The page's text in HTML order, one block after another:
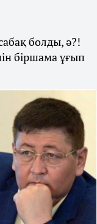
болды, ә?!
біршама ұғып